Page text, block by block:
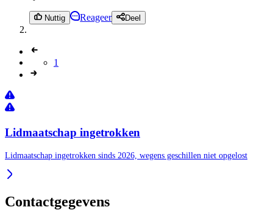
Nuttig Reageer Deel
1
Lidmaatschap ingetrokken
Lidmaatschap ingetrokken sinds 2026, wegens geschillen niet opgelost
Contactgegevens